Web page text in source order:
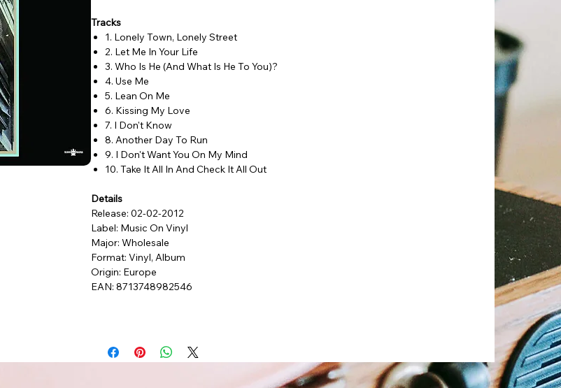
Tracks
1. Lonely Town, Lonely Street
2. Let Me In Your Life
3. Who Is He (And What Is He To You)?
4. Use Me
5. Lean On Me
6. Kissing My Love
7. I Don't Know
8. Another Day To Run
9. I Don't Want You On My Mind
10. Take It All In And Check It All Out
Details
Release: 02-02-2012
Label: Music On Vinyl
Major: Wholesale
Format: Vinyl, Album
Origin: Europe
EAN: 8713748982546